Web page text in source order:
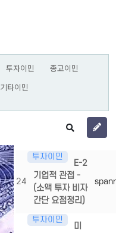
투자이민
종교이민
기타이민
24
투자이민
E-2
기업적 관접 -
(소액 투자 비자
간단 요점정리)
투자이민
미